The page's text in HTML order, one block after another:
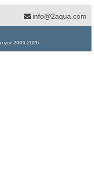
info@2aqua.com
2009-2026